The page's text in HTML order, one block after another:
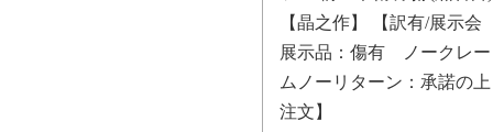
【晶之作】 【訳有/展示会
展示品：傷有 ノークレー
ムノーリターン：承諾の上
注文】